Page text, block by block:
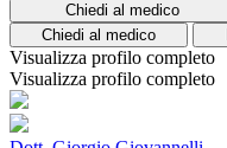
Chiedi al medico
Chiedi al medico
Visualizza profilo completo
Visualizza profilo completo